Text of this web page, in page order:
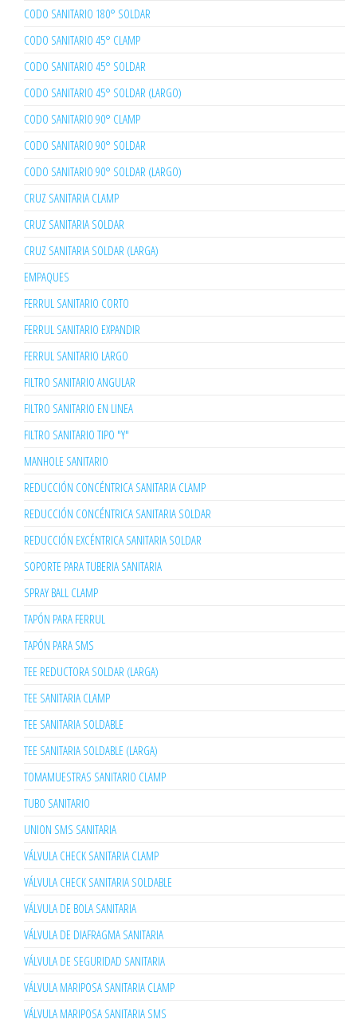
CODO SANITARIO 180° SOLDAR
CODO SANITARIO 45° CLAMP
CODO SANITARIO 45° SOLDAR
CODO SANITARIO 45° SOLDAR (LARGO)
CODO SANITARIO 90° CLAMP
CODO SANITARIO 90° SOLDAR
CODO SANITARIO 90° SOLDAR (LARGO)
CRUZ SANITARIA CLAMP
CRUZ SANITARIA SOLDAR
CRUZ SANITARIA SOLDAR (LARGA)
EMPAQUES
FERRUL SANITARIO CORTO
FERRUL SANITARIO EXPANDIR
FERRUL SANITARIO LARGO
FILTRO SANITARIO ANGULAR
FILTRO SANITARIO EN LINEA
FILTRO SANITARIO TIPO "Y"
MANHOLE SANITARIO
REDUCCIÓN CONCÉNTRICA SANITARIA CLAMP
REDUCCIÓN CONCÉNTRICA SANITARIA SOLDAR
REDUCCIÓN EXCÉNTRICA SANITARIA SOLDAR
SOPORTE PARA TUBERIA SANITARIA
SPRAY BALL CLAMP
TAPÓN PARA FERRUL
TAPÓN PARA SMS
TEE REDUCTORA SOLDAR (LARGA)
TEE SANITARIA CLAMP
TEE SANITARIA SOLDABLE
TEE SANITARIA SOLDABLE (LARGA)
TOMAMUESTRAS SANITARIO CLAMP
TUBO SANITARIO
UNION SMS SANITARIA
VÁLVULA CHECK SANITARIA CLAMP
VÁLVULA CHECK SANITARIA SOLDABLE
VÁLVULA DE BOLA SANITARIA
VÁLVULA DE DIAFRAGMA SANITARIA
VÁLVULA DE SEGURIDAD SANITARIA
VÁLVULA MARIPOSA SANITARIA CLAMP
VÁLVULA MARIPOSA SANITARIA SMS